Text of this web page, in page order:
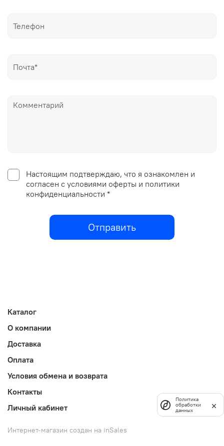
Настоящим подтверждаю, что я ознакомлен и
согласен с условиями оферты и политики
конфиденциальности *
Отправить
Каталог
О компании
Доставка
Оплата
Условия обмена и возврата
Контакты
Личный кабинет
Интернет-магазин создан на inSales
Политика
обработки
данных